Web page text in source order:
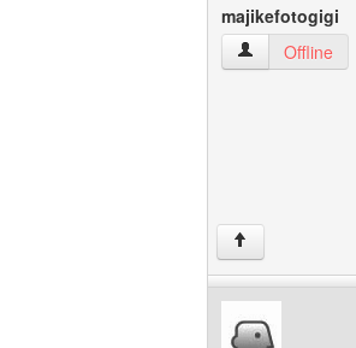
majikefotogigi
majikefotogigi
Offline
↑